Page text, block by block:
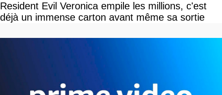
Resident Evil Veronica empile les millions, c'est
déjà un immense carton avant même sa sortie